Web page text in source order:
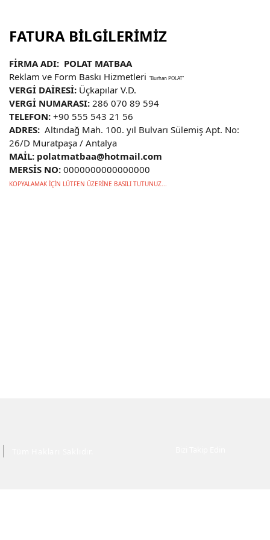
FATURA BİLGİLERİMİZ
FİRMA ADI: POLAT MATBAA
Reklam ve Form Baskı Hizmetleri "Burhan POLAT"
VERGİ DAİRESİ: Üçkapılar V.D.
VERGİ NUMARASI: 286 070 89 594
TELEFON: +90 555 543 21 56
ADRES: Altındağ Mah. 100. yıl Bulvarı Sülemiş Apt. No:
26/D Muratpaşa / Antalya
MAİL: polatmatbaa@hotmail.com
MERSİS NO: 0000000000000000
KOPYALAMAK İÇİN LÜTFEN ÜZERİNE BASILI TUTUNUZ...